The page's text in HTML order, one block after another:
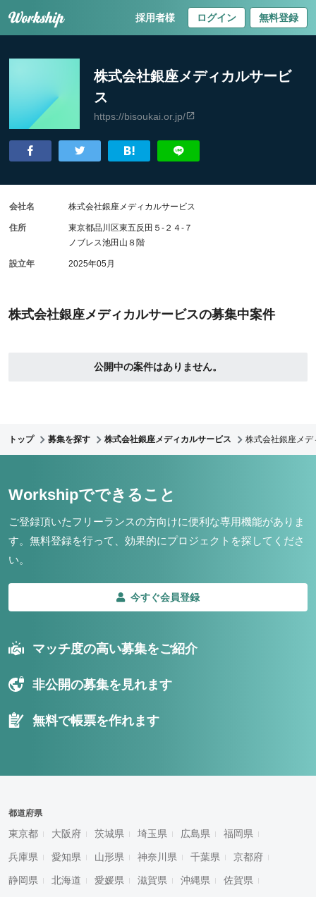
採用者様 ログイン 無料登録
株式会社銀座メディカルサービ
ス
https://bisoukai.or.jp/
株式会社銀座メディカルサービスの募集中案件
公開中の案件はありません。
会社名 株式会社銀座メディカルサービス
住所
東京都品川区東五反田５-２４-７
ノブレス池田山８階
設立年 2025年05月
トップ 募集を探す 株式会社銀座メディカルサービス 株式会社銀座メ
Workshipでできること
ご登録頂いたフリーランスの方向けに便利な専用機能がありま
す。 無料登録を行って、効果的にプロジェクトを探してくださ
い。
今すぐ会員登録
マッチ度の高い募集をご紹介
非公開の募集を見れます
無料で帳票を作れます
都道府県
東京都 大阪府 茨城県 埼玉県 広島県 福岡県
兵庫県 愛知県 山形県 神奈川県 千葉県 京都府
静岡県 北海道 愛媛県 滋賀県 沖縄県 佐賀県